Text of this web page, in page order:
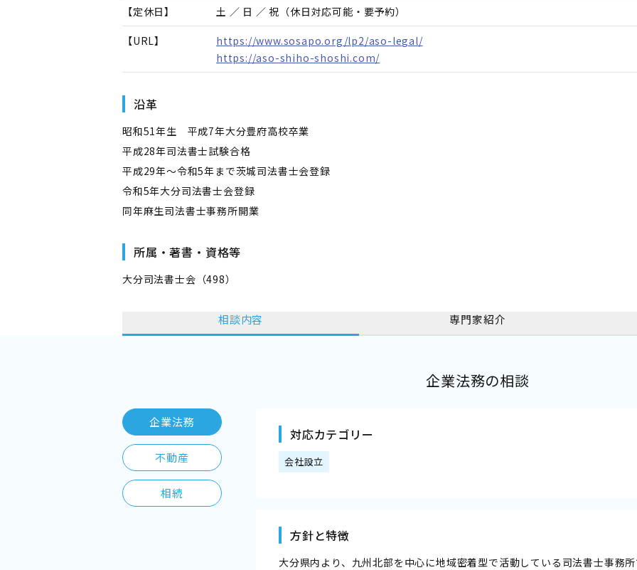
【定休日】 土 ／ 日 ／ 祝（休日対応可能・要予約）
【URL】
https://www.sosapo.org/lp2/aso-legal/
https://aso-shiho-shoshi.com/
沿革
昭和51年生 平成7年大分豊府高校卒業
平成28年司法書士試験合格
平成29年～令和5年まで茨城司法書士会登録
令和5年大分司法書士会登録
同年麻生司法書士事務所開業
所属・著書・資格等
大分司法書士会（498）
相談内容 専門家紹介
企業法務の相談
企業法務
不動産
相続
対応カテゴリー
会社設立
方針と特徴
大分県内より、九州北部を中心に地域密着型で活動している司法書士事務